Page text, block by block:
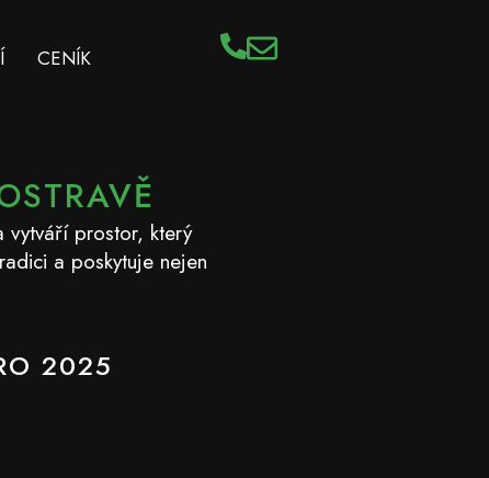
CENÍK
vytváří prostor, který
a poskytuje nejen
2025